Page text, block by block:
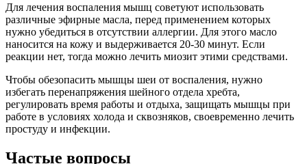
Для лечения воспаления мышц советуют использовать
различные эфирные масла, перед применением которых
нужно убедиться в отсутствии аллергии. Для этого масло
наносится на кожу и выдерживается 20-30 минут. Если
реакции нет, тогда можно лечить миозит этими средствами.
Чтобы обезопасить мышцы шеи от воспаления, нужно
избегать перенапряжения шейного отдела хребта,
регулировать время работы и отдыха, защищать мышцы при
работе в условиях холода и сквозняков, своевременно лечить
простуду и инфекции.
Частые вопросы